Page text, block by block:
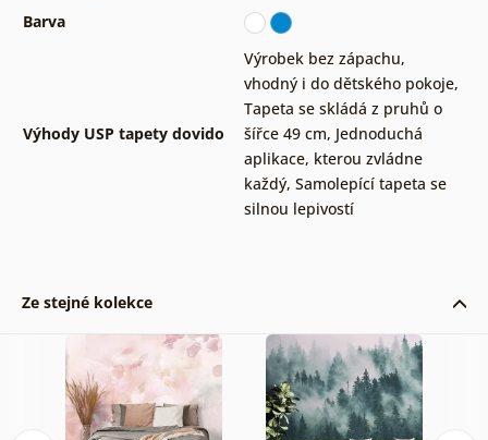
Barva
Výhody USP tapety dovido
Výrobek bez zápachu,
vhodný i do dětského pokoje,
Tapeta se skládá z pruhů o
šířce 49 cm, Jednoduchá
aplikace, kterou zvládne
každý, Samolepící tapeta se
silnou lepivostí
Ze stejné kolekce